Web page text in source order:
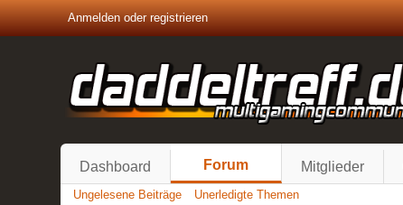
Anmelden oder registrieren
Dashboard Forum Mitglieder
Ungelesene Beiträge Unerledigte Themen